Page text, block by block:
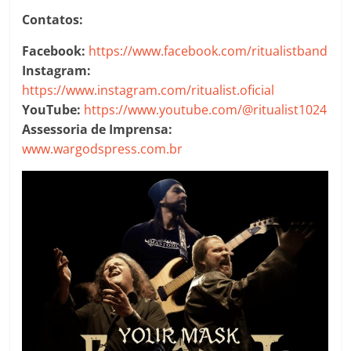
Contatos:
Facebook: https://www.facebook.com/ritualistband
Instagram:
https://www.instagram.com/ritualist.oficial
YouTube: https://www.youtube.com/@ritualist1024
Assessoria de Imprensa:
www.wargodspress.com.br